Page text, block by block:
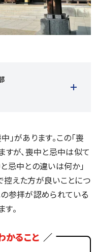
る
」があります。この「喪
すが、喪中と忌中は似て
忌中との違いは何か」
控えた方が良いことにつ
の参拝が認められている
。
かること